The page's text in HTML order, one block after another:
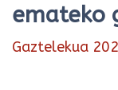
emateko
Gaztelekua